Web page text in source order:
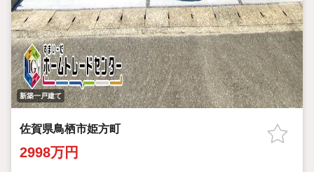
新築一戸建て
佐賀県鳥栖市姫方町
2998万円